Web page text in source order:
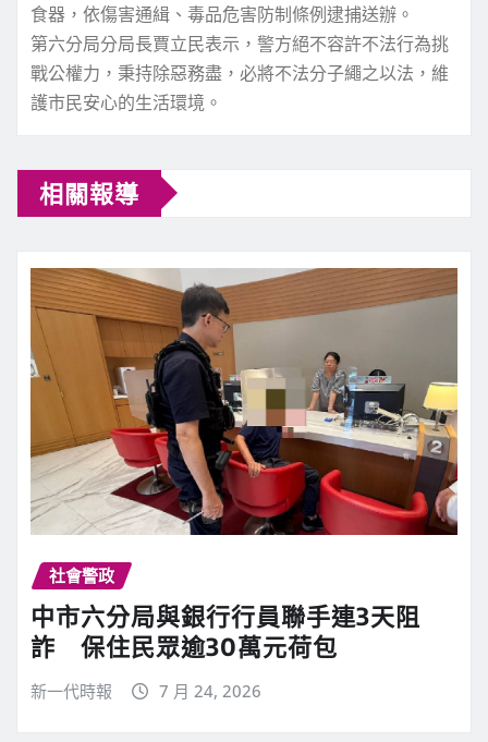
食器，依傷害通緝、毒品危害防制條例逮捕送辦。
第六分局分局長賈立民表示，警方絕不容許不法行為挑
戰公權力，秉持除惡務盡，必將不法分子繩之以法，維
護市民安心的生活環境。
相關報導
社會警政
中市六分局與銀行行員聯手連3天阻
詐 保住民眾逾30萬元荷包
新一代時報 7 月 24, 2026